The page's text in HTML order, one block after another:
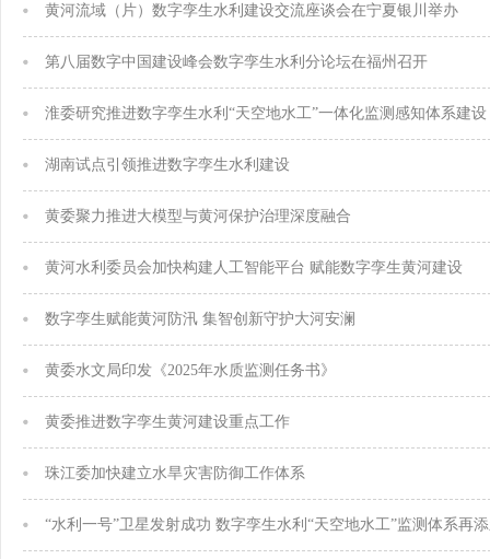
黄河流域（片）数字孪生水利建设交流座谈会在宁夏银川举办
第八届数字中国建设峰会数字孪生水利分论坛在福州召开
淮委研究推进数字孪生水利“天空地水工”一体化监测感知体系建设
湖南试点引领推进数字孪生水利建设
黄委聚力推进大模型与黄河保护治理深度融合
黄河水利委员会加快构建人工智能平台 赋能数字孪生黄河建设
数字孪生赋能黄河防汛 集智创新守护大河安澜
黄委水文局印发《2025年水质监测任务书》
黄委推进数字孪生黄河建设重点工作
珠江委加快建立水旱灾害防御工作体系
“水利一号”卫星发射成功 数字孪生水利“天空地水工”监测体系再